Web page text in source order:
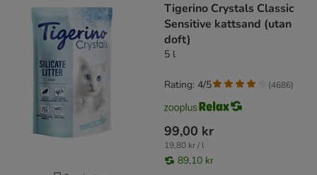
Tigerino Crystals Classic
Sensitive kattsand (utan
doft)
5 l
99,00 kr
19,80 kr / l
89,10 kr
Rating: 4/5 (4686)